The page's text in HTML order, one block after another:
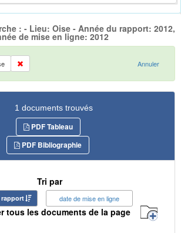
: - Lieu: Oise - Année du rapport: 2012,
de mise en ligne: 2012
Annuler
1 documents trouvés
PDF Tableau
PDF Bibliographie
Tri par
date de mise en ligne
tous les documents de la page